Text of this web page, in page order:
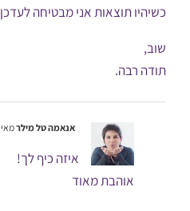
כשיהיו תוצאות אני מבטיחה
שוב,
תודה רבה.
אנאמה טל מילרמאי 30, 2011 , 4:15 am
איזה כיף לך!
אוהבת מאוד